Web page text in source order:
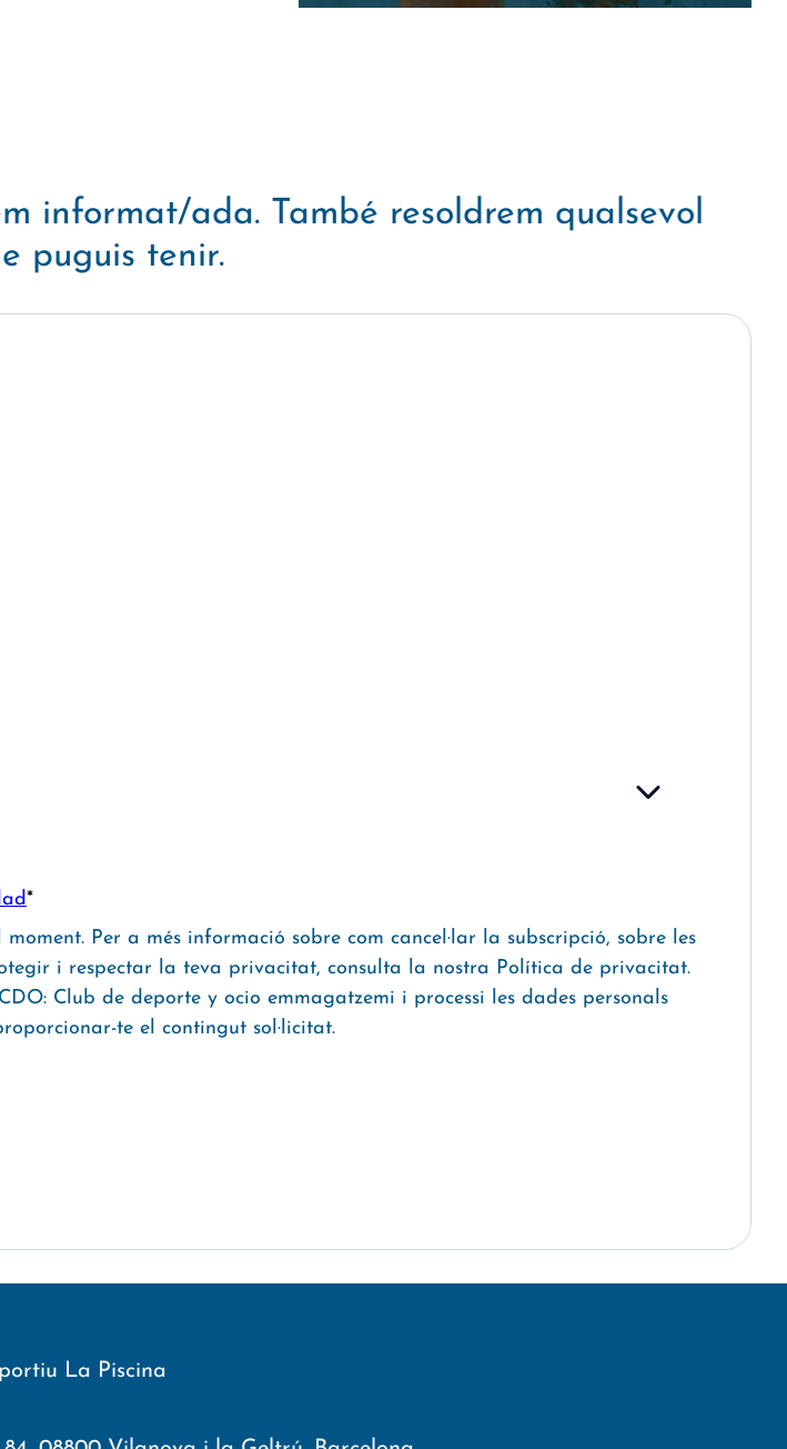
informat/ada. També resoldrem qualsevol
puguis tenir.
*
Per a més informació sobre com cancel·lar la subscripció, sobre les
i respectar la teva privacitat, consulta la nostra Política de privacitat.
Club de deporte y ocio emmagatzemi i processi les dades personals
te el contingut sol·licitat.
La Piscina